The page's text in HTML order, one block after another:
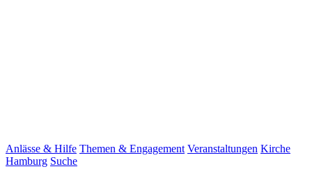
Anlässe & Hilfe Themen & Engagement Veranstaltungen Kirche
Hamburg Suche